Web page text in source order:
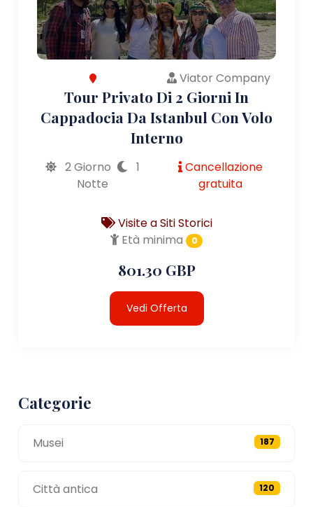
Viator Company
Tour Privato Di 2 Giorni In
Cappadocia Da Istanbul Con Volo
Interno
2 Giorno
1
Notte
Cancellazione
gratuita
Visite a Siti Storici
Età minima
0
801.30 GBP
Vedi Offerta
Categorie
Musei 187
Città antica 120